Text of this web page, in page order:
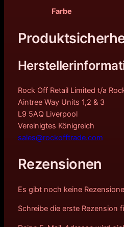
Farbe
Rock Off Retail Limited t/a
Aintree Way Units 1,2 & 3
L9 5AQ Liverpool
Vereinigtes Königreich
sales@rockofftrade.com
Rezensionen
Es gibt noch keine
Schreibe die erste Rezension